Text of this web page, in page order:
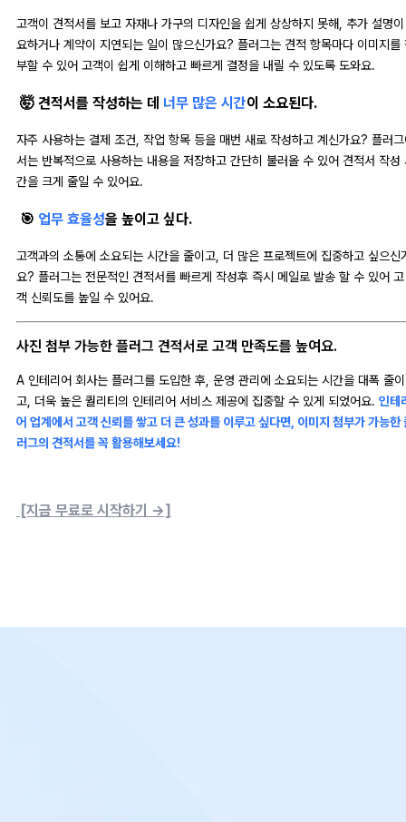
고객이 견적서를 보고 자재나 가구의 디자인을 쉽게 상상하지 못해, 추가 설명
요하거나 계약이 지연되는 일이 많으신가요? 플러그는 견적 항목마다 이미지를
부할 수 있어 고객이 쉽게 이해하고 빠르게 결정을 내릴 수 있도록 도와요.
🤯 견적서를 작성하는 데 너무 많은 시간이 소요된다.
자주 사용하는 결제 조건, 작업 항목 등을 매번 새로 작성하고 계신가요? 플러
서는 반복적으로 사용하는 내용을 저장하고 간단히 불러올 수 있어 견적서 작성
간을 크게 줄일 수 있어요.
🎯 업무 효율성을 높이고 싶다.
고객과의 소통에 소요되는 시간을 줄이고, 더 많은 프로젝트에 집중하고 싶으신
요? 플러그는 전문적인 견적서를 빠르게 작성후 즉시 메일로 발송 할 수 있어 고
객 신뢰도를 높일 수 있어요.
사진 첨부 가능한 플러그 견적서로 고객 만족도를 높여요.
A 인테리어 회사는 플러그를 도입한 후, 운영 관리에 소요되는 시간을 대폭 줄이
고, 더욱 높은 퀄리티의 인테리어 서비스 제공에 집중할 수 있게 되었어요. 인테
어 업계에서 고객 신뢰를 쌓고 더 큰 성과를 이루고 싶다면, 이미지 첨부가 가능한
러그의 견적서를 꼭 활용해보세요!
[지금 무료로 시작하기 →]